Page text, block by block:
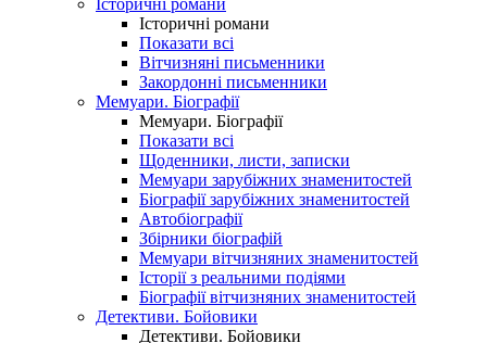
Історичні романи
Історичні романи
Показати всі
Вітчизняні письменники
Закордонні письменники
Мемуари. Біографії
Мемуари. Біографії
Показати всі
Щоденники, листи, записки
Мемуари зарубіжних знаменитостей
Біографії зарубіжних знаменитостей
Автобіографії
Збірники біографій
Мемуари вітчизняних знаменитостей
Історії з реальними подіями
Біографії вітчизняних знаменитостей
Детективи. Бойовики
Детективи. Бойовики